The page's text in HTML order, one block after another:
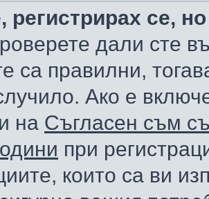
регистрирах се,
дали сте
са правилни,
Ако е
на Съгласен съм
при
които са ви